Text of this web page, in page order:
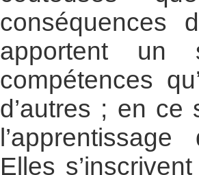
conséquences
apportent un
compétences
d’autres ; en ce
Elles